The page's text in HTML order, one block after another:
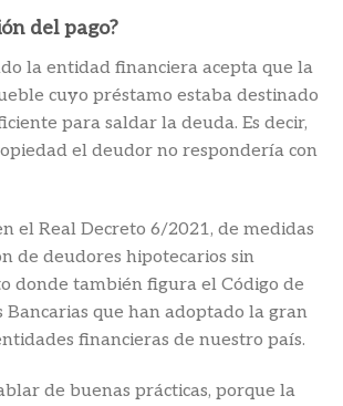
del pago?
la entidad financiera acepta que la
cuyo préstamo estaba destinado
para saldar la deuda. Es decir,
el deudor no respondería con
el Real Decreto 6/2021, de medidas
de deudores hipotecarios sin
donde también figura el Código de
Bancarias que han adoptado la gran
financieras de nuestro país.
de buenas prácticas, porque la